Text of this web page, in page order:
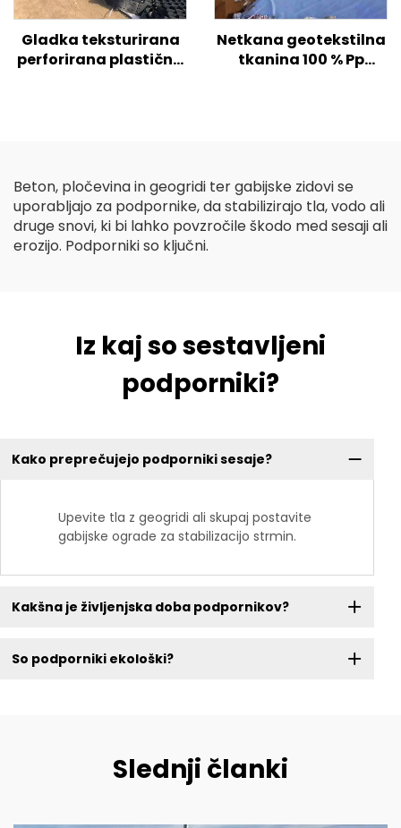
Gladka teksturirana
perforirana plastična
Netkana geotekstilna
tkanina 100 % Pp
Beton, pločevina in geogridi ter gabijske zidovi se
uporabljajo za podpornike, da stabilizirajo tla, vodo ali
druge snovi, ki bi lahko povzročile škodo med sesaji ali
erozijo. Podporniki so ključni.
Iz kaj so sestavljeni
podporniki?
Kako preprečujejo podporniki sesaje?
Upevite tla z geogridi ali skupaj postavite
gabijske ograde za stabilizacijo strmin.
Kakšna je življenjska doba podpornikov?
So podporniki ekološki?
Slednji članki